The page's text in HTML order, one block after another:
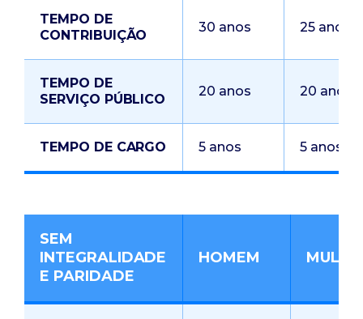
TEMPO DE
CONTRIBUIÇÃO
30 anos 25 anos
TEMPO DE
SERVIÇO PÚBLICO
20 anos 20 anos
TEMPO DE CARGO 5 anos 5 anos
SEM
INTEGRALIDADE
E PARIDADE
HOMEM